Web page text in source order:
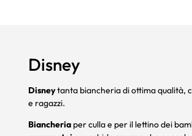
Disney
Disneytanta biancheria di ottima qualità,
e ragazzi.
Biancheria per culla e per il lettino dei